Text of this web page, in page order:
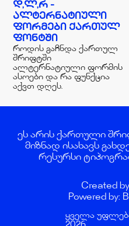
Დ,Ლ,Რ -
ᲐᲚᲢᲔᲠᲜᲐᲢᲘᲣᲚᲘ
ᲤᲝᲠᲛᲔᲑᲘ ᲥᲐᲠᲗᲣᲚ
ᲤᲝᲜᲢᲨᲘ
როდის გაჩნდა ქართულ
შრიფტში
ალტერნატიული ფორმის
ასოები და რა ფუნქცია
აქვთ დღეს.
ეს არის ქართული
მიზნად ისახავს
რესურსი
Created
Powered by:
ყველა